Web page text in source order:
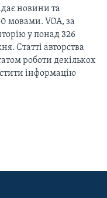
новини та
мовами. VOA, за
у понад 326
Статті авторства
роботи декількох
інформацію